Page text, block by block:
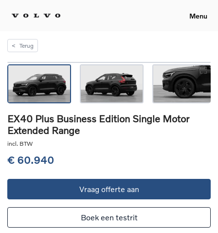
Menu
< Terug
EX40 Plus Business Edition Single Motor
Extended Range
incl. BTW
€ 60.940
Vraag offerte aan
Boek een testrit